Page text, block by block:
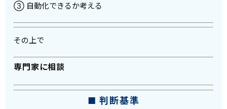
③ 自動化できるか考える
その上で
専門家に相談
■ 判断基準